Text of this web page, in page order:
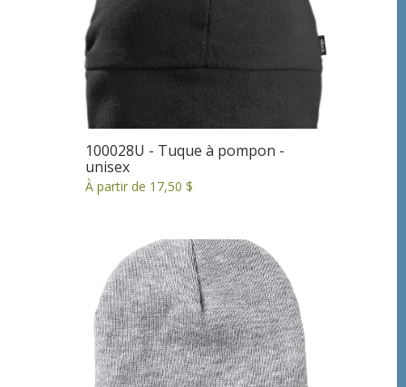
100028U - Tuque à pompon -
unisex
À partir de 17,50 $